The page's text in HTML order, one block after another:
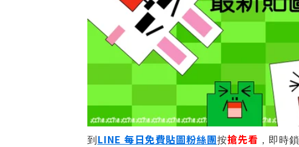
到LINE 每日免費貼圖粉絲團按搶先看 ，即時